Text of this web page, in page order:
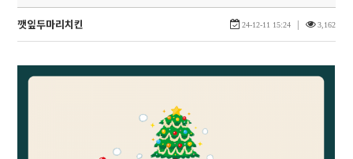
깻잎두마리치킨 24-12-11 15:24 | 3,162